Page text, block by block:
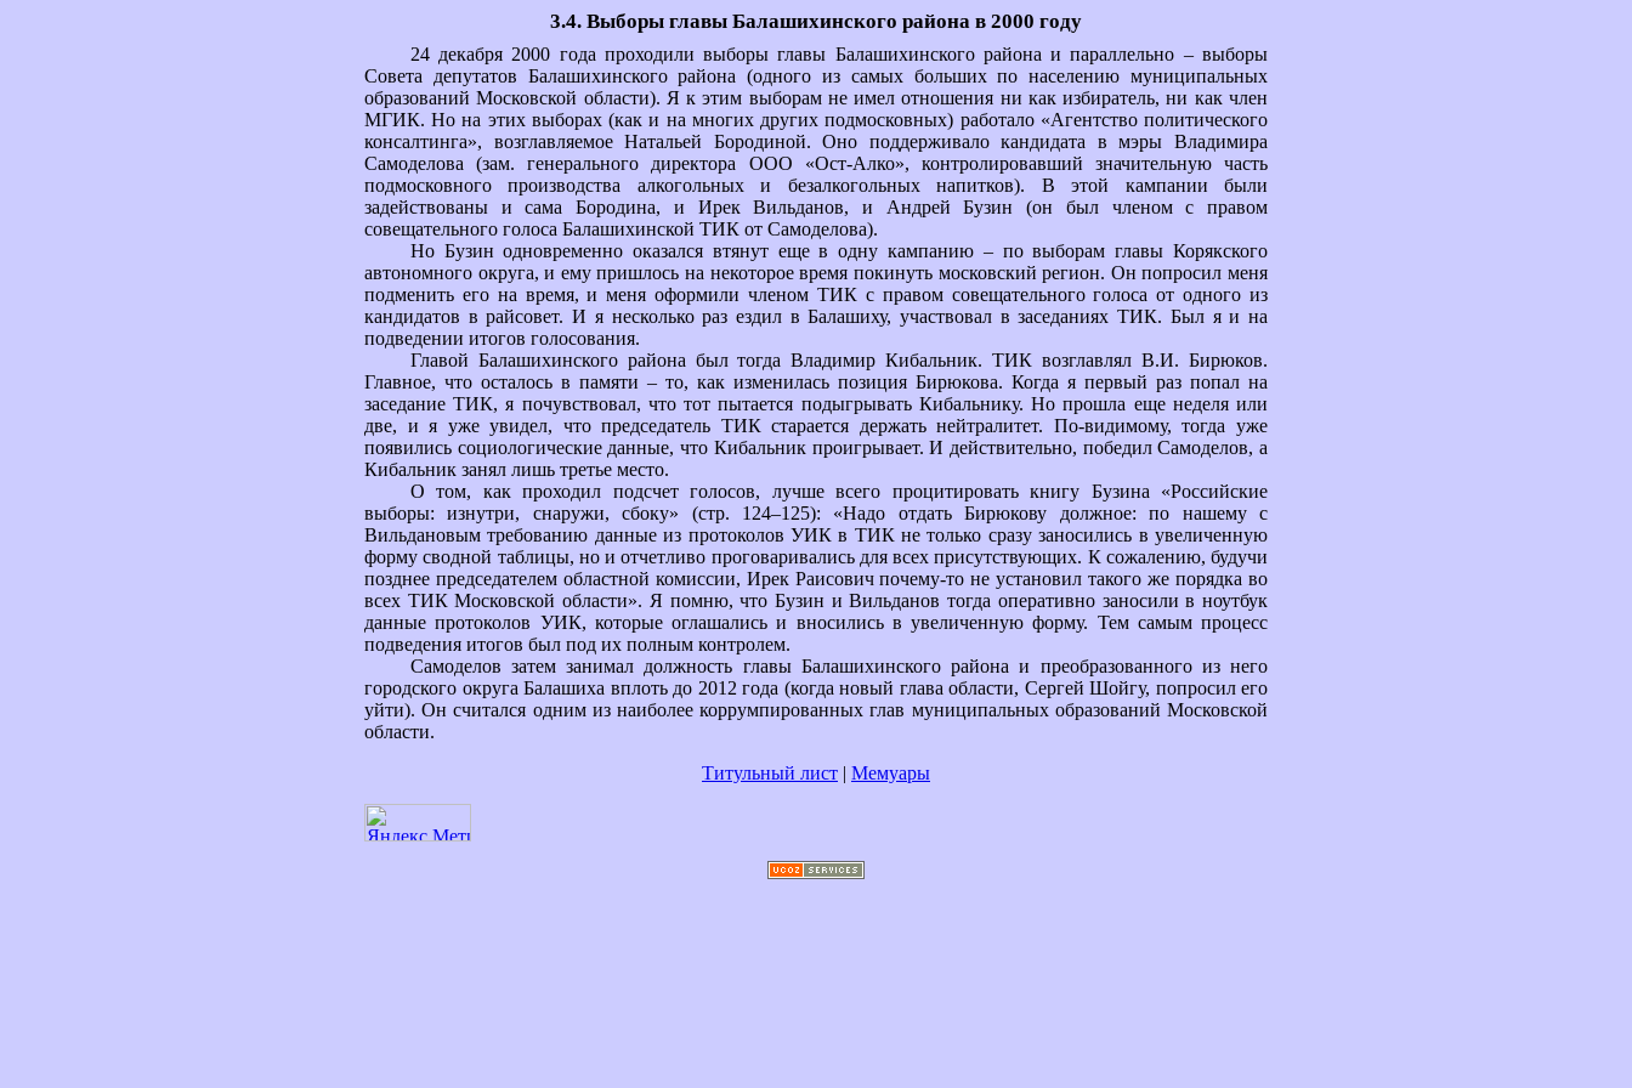
3.4. Выборы главы Балашихинского района в 2000 году
24 декабря 2000 года проходили выборы главы Балашихинского района и параллельно – выборы
Совета депутатов Балашихинского района (одного из самых больших по населению муниципальных
образований Московской области). Я к этим выборам не имел отношения ни как избиратель, ни как член
МГИК. Но на этих выборах (как и на многих других подмосковных) работало «Агентство политического
консалтинга», возглавляемое Натальей Бородиной. Оно поддерживало кандидата в мэры Владимира
Самоделова (зам. генерального директора ООО «Ост-Алко», контролировавший значительную часть
подмосковного производства алкогольных и безалкогольных напитков). В этой кампании были
задействованы и сама Бородина, и Ирек Вильданов, и Андрей Бузин (он был членом с правом
совещательного голоса Балашихинской ТИК от Самоделова).
Но Бузин одновременно оказался втянут еще в одну кампанию – по выборам главы Корякского
автономного округа, и ему пришлось на некоторое время покинуть московский регион. Он попросил меня
подменить его на время, и меня оформили членом ТИК с правом совещательного голоса от одного из
кандидатов в райсовет. И я несколько раз ездил в Балашиху, участвовал в заседаниях ТИК. Был я и на
подведении итогов голосования.
Главой Балашихинского района был тогда Владимир Кибальник. ТИК возглавлял В.И. Бирюков.
Главное, что осталось в памяти – то, как изменилась позиция Бирюкова. Когда я первый раз попал на
заседание ТИК, я почувствовал, что тот пытается подыгрывать Кибальнику. Но прошла еще неделя или
две, и я уже увидел, что председатель ТИК старается держать нейтралитет. По-видимому, тогда уже
появились социологические данные, что Кибальник проигрывает. И действительно, победил Самоделов, а
Кибальник занял лишь третье место.
О том, как проходил подсчет голосов, лучше всего процитировать книгу Бузина «Российские
выборы: изнутри, снаружи, сбоку» (стр. 124–125): «Надо отдать Бирюкову должное: по нашему с
Вильдановым требованию данные из протоколов УИК в ТИК не только сразу заносились в увеличенную
форму сводной таблицы, но и отчетливо проговаривались для всех присутствующих. К сожалению, будучи
позднее председателем областной комиссии, Ирек Раисович почему-то не установил такого же порядка во
всех ТИК Московской области». Я помню, что Бузин и Вильданов тогда оперативно заносили в ноутбук
данные протоколов УИК, которые оглашались и вносились в увеличенную форму. Тем самым процесс
подведения итогов был под их полным контролем.
Самоделов затем занимал должность главы Балашихинского района и преобразованного из него
городского округа Балашиха вплоть до 2012 года (когда новый глава области, Сергей Шойгу, попросил его
уйти). Он считался одним из наиболее коррумпированных глав муниципальных образований Московской
области.
Титульный лист | Мемуары